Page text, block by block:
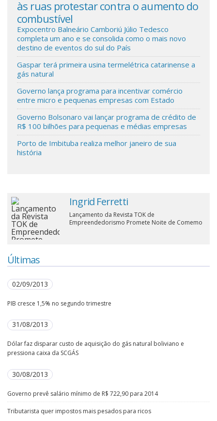
Cinema
Agenda Cultural
Anuncie
Fale Conosco
às ruas protestar contra o aumento do
combustível
Expocentro Balneário Camboriú Júlio Tedesco
completa um ano e se consolida como o mais novo
destino de eventos do sul do País
Gaspar terá primeira usina termelétrica catarinense a
gás natural
Governo lança programa para incentivar comércio
entre micro e pequenas empresas com Estado
Governo Bolsonaro vai lançar programa de crédito de
R$ 100 bilhões para pequenas e médias empresas
Porto de Imbituba realiza melhor janeiro de sua
história
Ingrid Ferretti
Lançamento da Revista TOK de
Empreendedorismo Promete Noite de Comemo
Últimas
02/09/2013
PIB cresce 1,5% no segundo trimestre
31/08/2013
Dólar faz disparar custo de aquisição do gás natural boliviano e
pressiona caixa da SCGÁS
30/08/2013
Governo prevê salário mínimo de R$ 722,90 para 2014
Tributarista quer impostos mais pesados para ricos